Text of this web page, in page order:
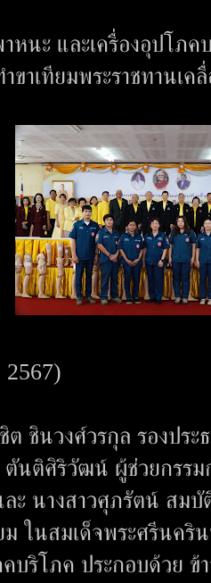
นะ และเครื่องอุปโภค
ขาเทียมพระราชทานเ
ชินวงศ์วรกุล รองปร
นติศิริวัฒน์ ผู้ช่วยกรร
ละ นางสาวศุภรัตน์ สม
ในสมเด็จพระศรีนค
บริโภค ประกอบด้วย